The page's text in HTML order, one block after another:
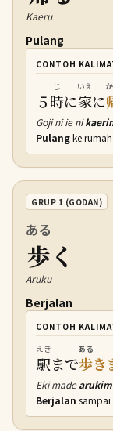
Kaeru
Pulang
CONTOH
５時
じ
に家
いえ
に
Goji ni ie ni
Pulangke
GRUP 1 (GODAN)
歩
ある
く
Aruku
Berjalan
CONTOH
駅
えき
まで歩
ある
き
Eki made
Berjalan sampai